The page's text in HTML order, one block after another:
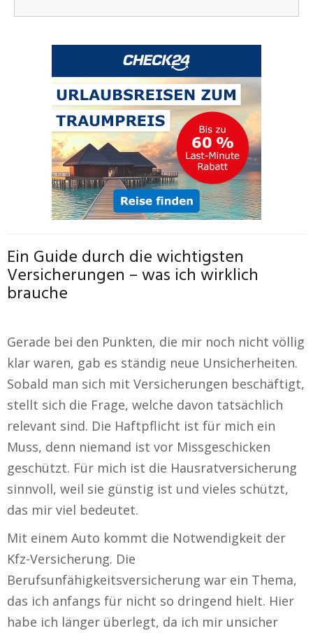
Ein Guide durch die wichtigsten
Versicherungen – was ich wirklich
brauche
Gerade bei den Punkten, die mir noch nicht völlig
klar waren, gab es ständig neue Unsicherheiten.
Sobald man sich mit Versicherungen beschäftigt,
stellt sich die Frage, welche davon tatsächlich
relevant sind. Die Haftpflicht ist für mich ein
Muss, denn niemand ist vor Missgeschicken
geschützt. Für mich ist die Hausratversicherung
sinnvoll, weil sie günstig ist und vieles schützt,
das mir viel bedeutet.
Mit einem Auto kommt die Notwendigkeit der
Kfz-Versicherung. Die
Berufsunfähigkeitsversicherung war ein Thema,
das ich anfangs für nicht so dringend hielt. Hier
habe ich länger überlegt, da ich mir unsicher